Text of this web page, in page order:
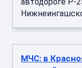
МЧС: в